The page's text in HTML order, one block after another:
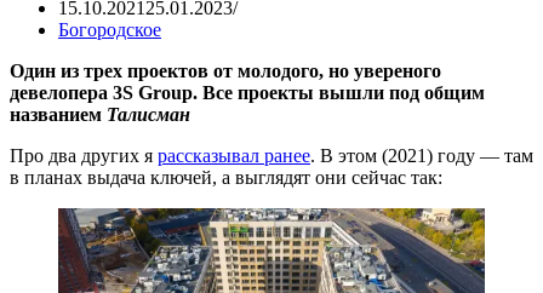
15.10.2021 25.01.2023
Богородское
Один из трех проектов от молодого, но увереного
девелопера 3S Grouр. Все проекты вышли под общим
названием Талисман
Про два других я рассказывал ранее. В этом (2021) году — там
в планах выдача ключей, а выглядят они сейчас так: